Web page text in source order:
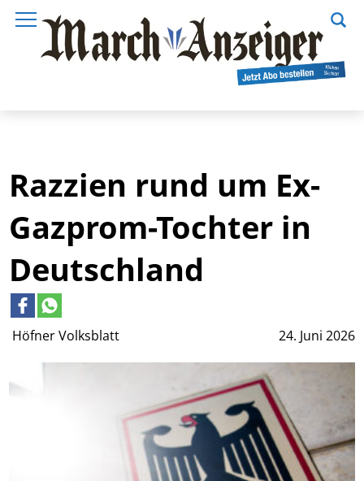
Höfner Volksblatt 24. Juni 2026
Razzien rund um Ex-
Gazprom-Tochter in
Deutschland